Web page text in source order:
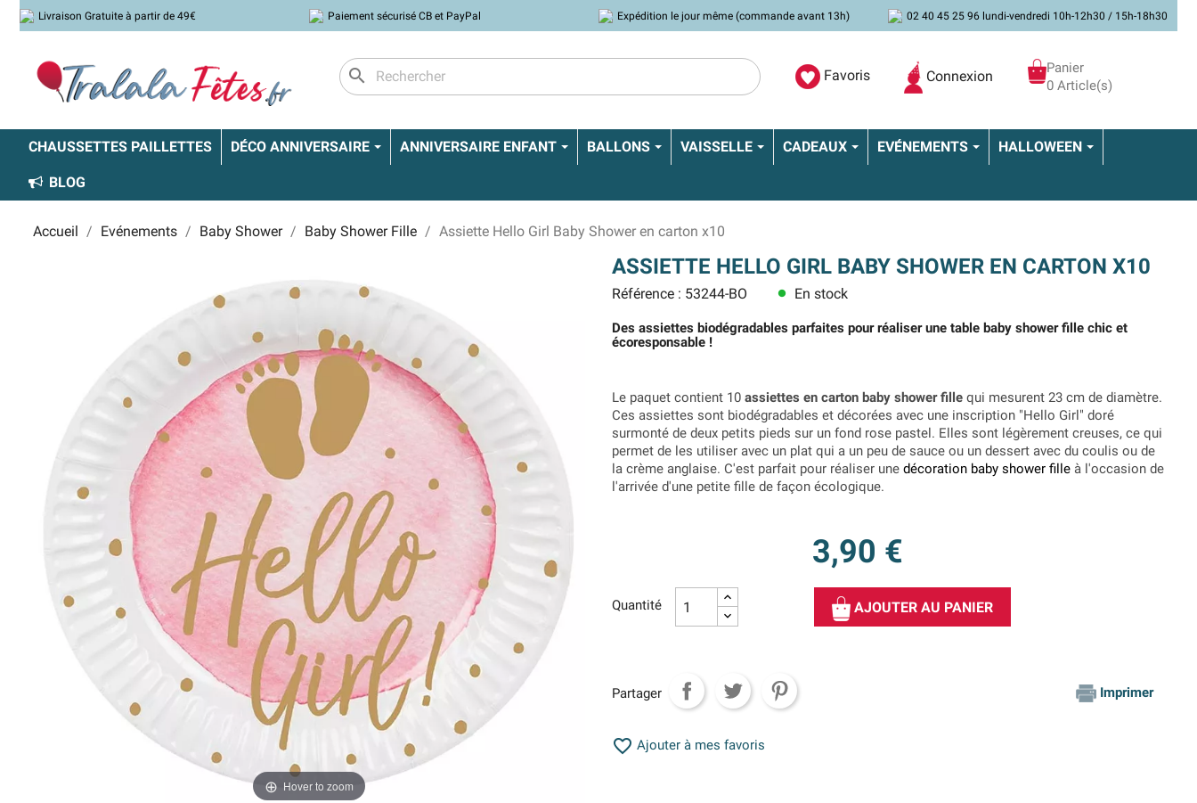
Livraison Gratuite à partir de 49€ Paiement sécurisé CB et PayPal Expédition le jour même (commande avant 13h) 02 40 45 25 96 lundi-vendredi 10h-12h30 / 15h-18h30
search Favoris Connexion
Panier
0 Article(s)
CHAUSSETTES PAILLETTES DÉCO ANNIVERSAIRE ANNIVERSAIRE ENFANT BALLONS VAISSELLE CADEAUX EVÉNEMENTS HALLOWEEN
BLOG
Accueil Evénements Baby Shower Baby Shower Fille Assiette Hello Girl Baby Shower en carton x10
Hover to zoom
ASSIETTE HELLO GIRL BABY SHOWER EN CARTON X10
Référence : 53244-BO lens En stock
Des assiettes biodégradables parfaites pour réaliser une table baby shower fille chic et
écoresponsable !
Le paquet contient 10 assiettes en carton baby shower fille qui mesurent 23 cm de diamètre.
Ces assiettes sont biodégradables et décorées avec une inscription "Hello Girl" doré
surmonté de deux petits pieds sur un fond rose pastel. Elles sont légèrement creuses, ce qui
permet de les utiliser avec un plat qui a un peu de sauce ou un dessert avec du coulis ou de
la crème anglaise. C'est parfait pour réaliser une décoration baby shower fille à l'occasion de
l'arrivée d'une petite fille de façon écologique.
3,90 €
Quantité AJOUTER AU PANIER
Partager Imprimer
 Ajouter à mes favoris